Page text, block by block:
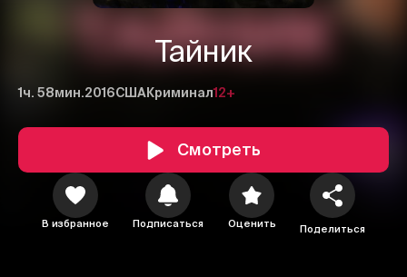
Тайник
1ч. 58мин.2016США Криминал12+
Смотреть
В избранное Подписаться Оценить Поделиться
1 2 3